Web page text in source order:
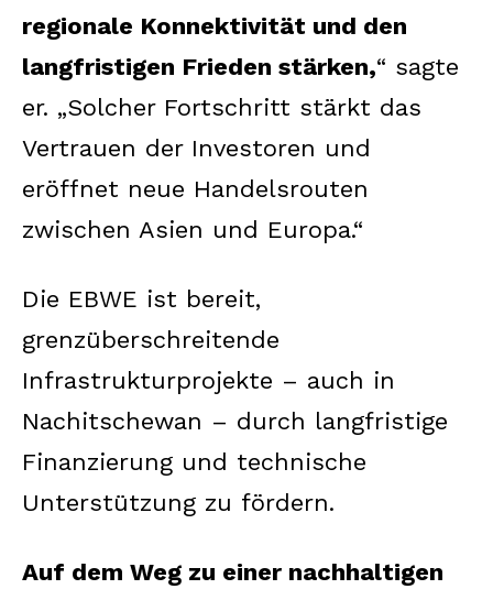
News Week
Magazine PRO
regionale Konnektivität und den
langfristigen Frieden stärken,“ sagte
er. „Solcher Fortschritt stärkt das
Vertrauen der Investoren und
eröffnet neue Handelsrouten
zwischen Asien und Europa.“
Die EBWE ist bereit,
grenzüberschreitende
Infrastrukturprojekte – auch in
Nachitschewan – durch langfristige
Finanzierung und technische
Unterstützung zu fördern.
Auf dem Weg zu einer nachhaltigen